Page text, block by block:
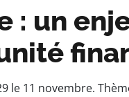
: un
le 11 novembre.